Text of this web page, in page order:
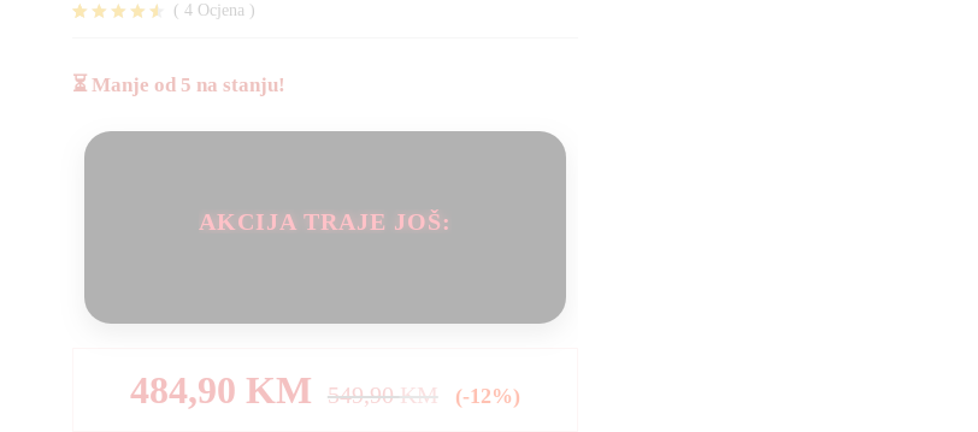
4.50od
ukupno 5 (
( 4 Ocjena )
⏳ Manje od 5 na stanju!
AKCIJA TRAJE JOŠ:
484,90 KM 549,90KM (-12%)